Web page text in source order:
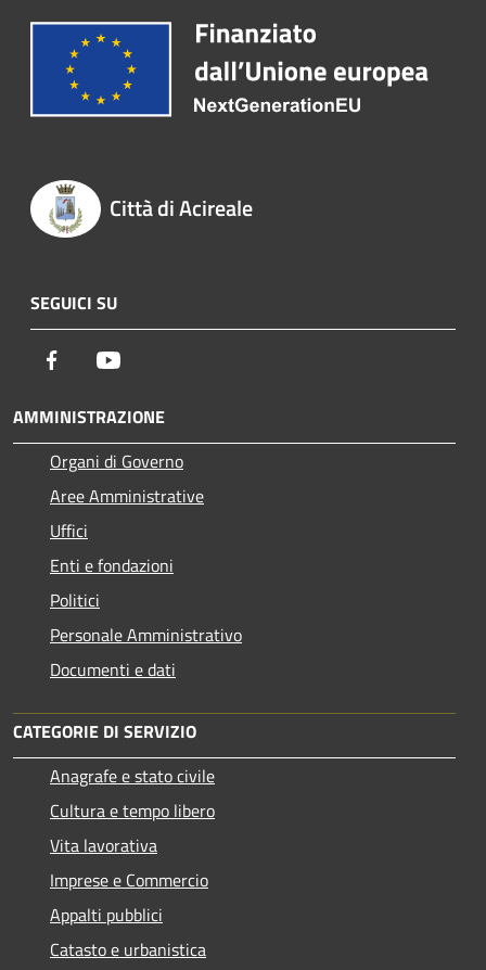
Città di Acireale
SEGUICI SU
Facebook
AMMINISTRAZIONE
Organi di Governo
Aree Amministrative
Uffici
Enti e fondazioni
Politici
Personale Amministrativo
Documenti e dati
CATEGORIE DI SERVIZIO
Anagrafe e stato civile
Cultura e tempo libero
Vita lavorativa
Imprese e Commercio
Appalti pubblici
Catasto e urbanistica